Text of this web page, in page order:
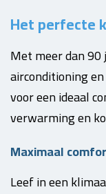
Het perfecte
Met meer dan
airconditioning
voor een ideaal
verwarming en
Maximaal
Leef in een